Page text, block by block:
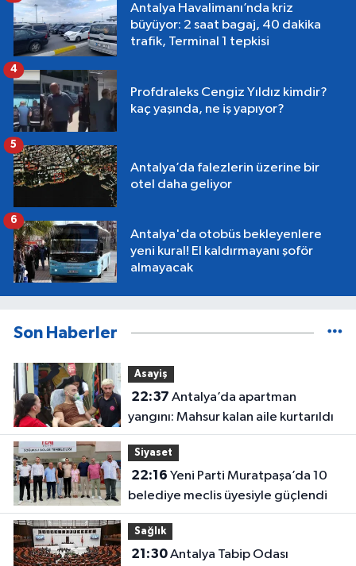
Antalya Havalimanı’nda kriz
büyüyor: 2 saat bagaj, 40 dakika
trafik, Terminal 1 tepkisi
Profdraleks Cengiz Yıldız kimdir?
kaç yaşında, ne iş yapıyor?
4
Antalya’da falezlerin üzerine bir
otel daha geliyor
5
Antalya'da otobüs bekleyenlere
yeni kural! El kaldırmayanı şoför
almayacak
6
Son Haberler
Asayiş
22:37
yangını: Mahsur kalan aile kurtarıldı
Siyaset
22:16
belediye meclis üyesiyle güçlendi
Sağlık
21:30Antalya Tabip Odası